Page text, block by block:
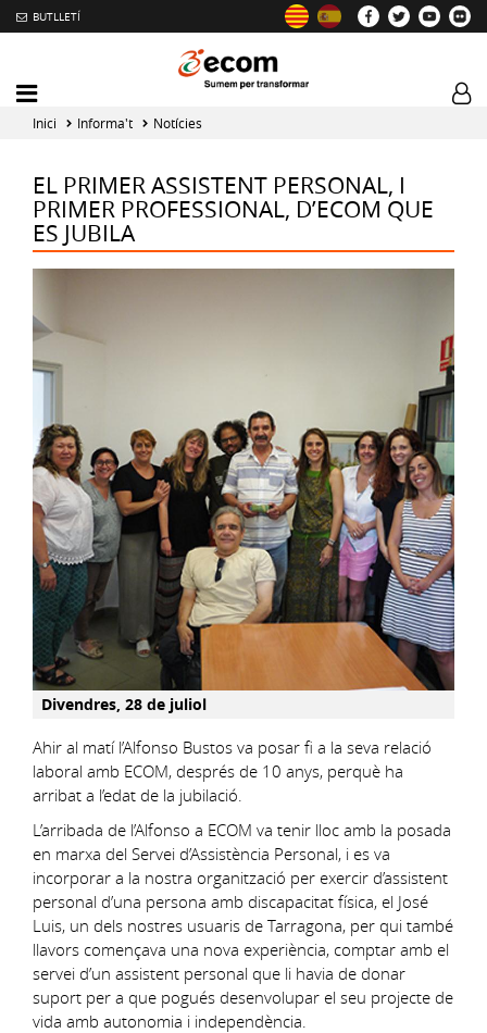
BUTLLETÍ
Mobile
menu
toggler
Inici Informa't Notícies
EL PRIMER ASSISTENT PERSONAL, I
PRIMER PROFESSIONAL, D’ECOM QUE
ES JUBILA
Divendres, 28 de juliol
Ahir al matí l’Alfonso Bustos va posar fi a la seva relació
laboral amb ECOM, després de 10 anys, perquè ha
arribat a l’edat de la jubilació.
L’arribada de l’Alfonso a ECOM va tenir lloc amb la posada
en marxa del Servei d’Assistència Personal, i es va
incorporar a la nostra organització per exercir d’assistent
personal d’una persona amb discapacitat física, el José
Luis, un dels nostres usuaris de Tarragona, per qui també
llavors començava una nova experiència, comptar amb el
servei d’un assistent personal que li havia de donar
suport per a que pogués desenvolupar el seu projecte de
vida amb autonomia i independència.